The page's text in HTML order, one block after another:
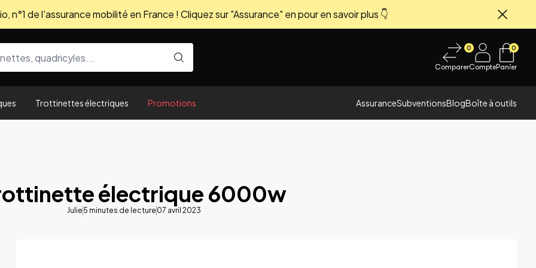
n°1 de l'assurance mobilité en France ! Cliquez sur "Assurance" en pour en savoir plus 👇
0
ComparerCompte
0
Panier
Trottinettes électriques Promotions AssuranceSubventionsBlogBoîte à outils
électrique 6000w
Julie 5 minutes de lecture 07 avril 2023